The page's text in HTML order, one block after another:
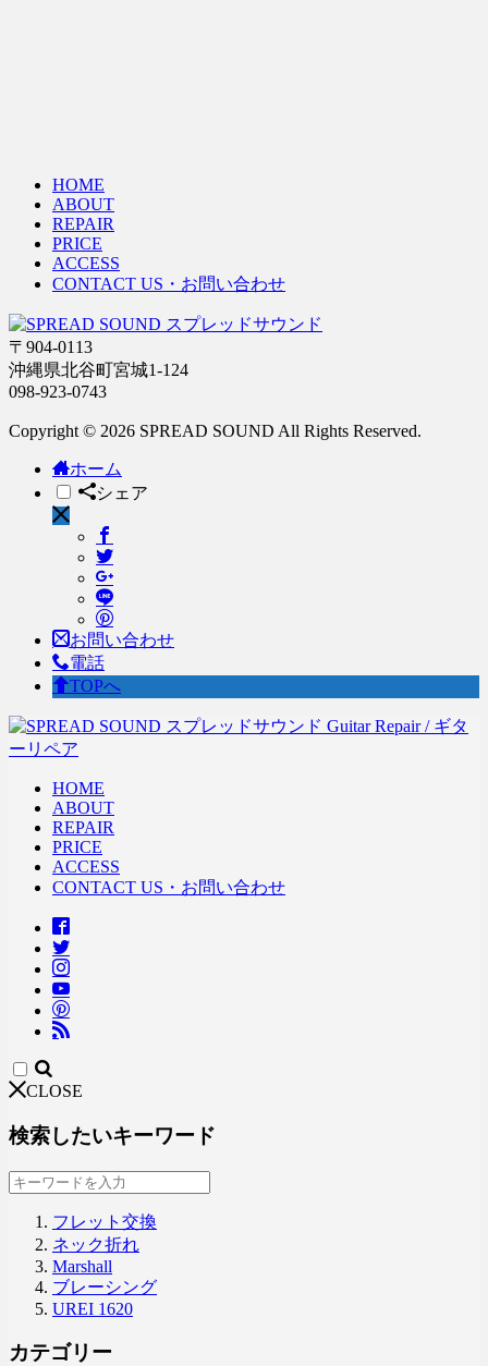
HOME
ABOUT
REPAIR
PRICE
ACCESS
CONTACT US・お問い合わせ
〒904-0113
沖縄県北谷町宮城1-124
098-923-0743
Copyright © 2026 SPREAD SOUND All Rights Reserved.
ホーム
シェア
お問い合わせ
電話
TOPへ
HOME
ABOUT
REPAIR
PRICE
ACCESS
CONTACT US・お問い合わせ
CLOSE
検索したいキーワード
フレット交換
ネック折れ
Marshall
ブレーシング
UREI 1620
カテゴリー